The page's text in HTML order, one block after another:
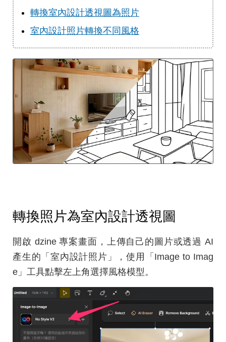
轉換室內設計透視圖為照片
室內設計照片轉換不同風格
轉換照片為室內設計透視圖
開啟 dzine 專案畫面，上傳自己的圖片或透過 AI
產生的「室內設計照片」，使用「Image to Imag
e」工具點擊左上角選擇風格模型。